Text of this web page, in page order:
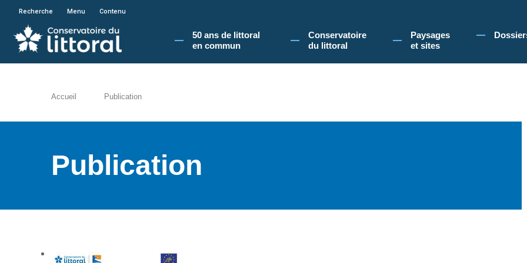
En poursuivant votre navigation sur le site du Conservatoire du littoral, vous acceptez l'utilisation de cookies pour vous
Recherche Menu Contenu
50 ans de littoral
en commun​
Conservatoire
du littoral
Paysages
et sites
Accueil Publication
Publication